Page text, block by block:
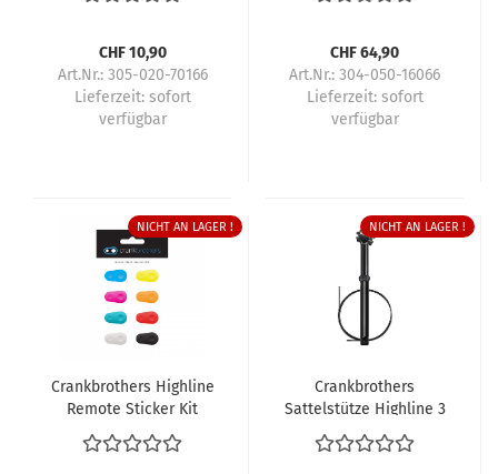
CHF 10,90
Art.Nr.: 305-020-70166
Lieferzeit: sofort
verfügbar
CHF 64,90
Art.Nr.: 304-050-16066
Lieferzeit: sofort
verfügbar
NICHT AN LAGER !
Crankbrothers Highline
Remote Sticker Kit
NICHT AN LAGER !
Crankbrothers
Sattelstütze Highline 3